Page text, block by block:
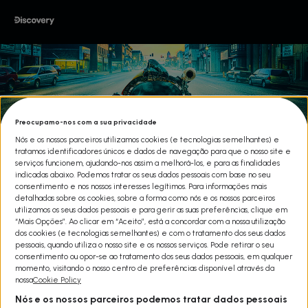
MERGULHADORES DE ESGOTOS
Preocupamo-nos com a sua privacidade
Nós e os nossos parceiros utilizamos cookies (e tecnologias semelhantes) e
tratamos identificadores únicos e dados de navegação para que o nosso site e
serviços funcionem, ajudando-nos assim a melhorá-los, e para as finalidades
indicadas abaixo. Podemos tratar os seus dados pessoais com base no seu
consentimento e nos nossos interesses legítimos. Para informações mais
detalhadas sobre os cookies, sobre a forma como nós e os nossos parceiros
utilizamos os seus dados pessoais e para gerir as suas preferências, clique em
“Mais Opções”. Ao clicar em “Aceito”, está a concordar com a nossa utilização
dos cookies (e tecnologias semelhantes) e com o tratamento dos seus dados
pessoais, quando utiliza o nosso site e os nossos serviços. Pode retirar o seu
consentimento ou opor-se ao tratamento dos seus dados pessoais, em qualquer
momento, visitando o nosso centro de preferências disponível através da
nossaCookie Policy
Nós e os nossos parceiros podemos tratar dados pessoais